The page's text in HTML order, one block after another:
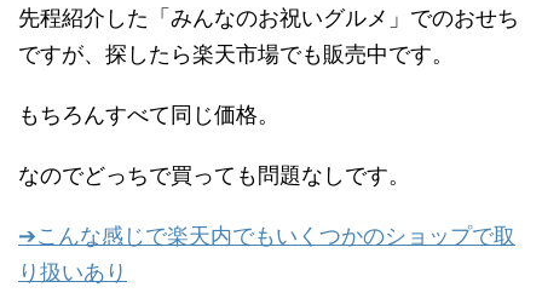
先程紹介した「みんなのお祝いグルメ」でのおせち
ですが、探したら楽天市場でも販売中です。
もちろんすべて同じ価格。
なのでどっちで買っても問題なしです。
➔こんな感じで楽天内でもいくつかのショップで取
り扱いあり